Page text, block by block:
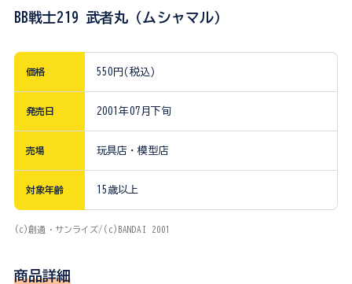
BB戦士219 武者丸（ムシャマル）
価格 550円(税込)
発売日 2001年07月下旬
売場 玩具店・模型店
対象年齢 15歳以上
(c)創通・サンライズ/(c)BANDAI 2001
商品詳細